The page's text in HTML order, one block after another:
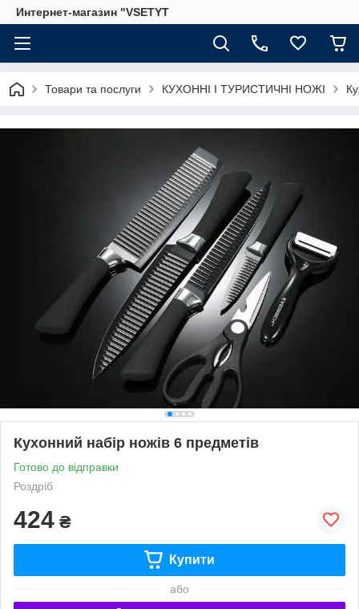
Интернет-магазин "VSETYT
Товари та послуги КУХОННІ І ТУРИСТИЧНІ НОЖІ
Кухонний набір ножів 6 предметів
Готово до відправки
Роздріб
424 ₴
Купити
або